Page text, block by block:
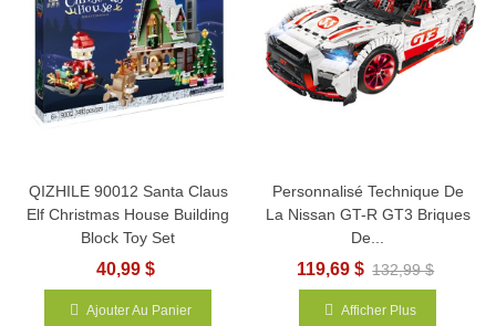
QIZHILE 90012 Santa Claus
Elf Christmas House Building
Block Toy Set
40,99 $
Ajouter Au Panier
Personnalisé Technique De
La Nissan GT-R GT3 Briques
De...
119,69 $ 132,99 $
Afficher Plus